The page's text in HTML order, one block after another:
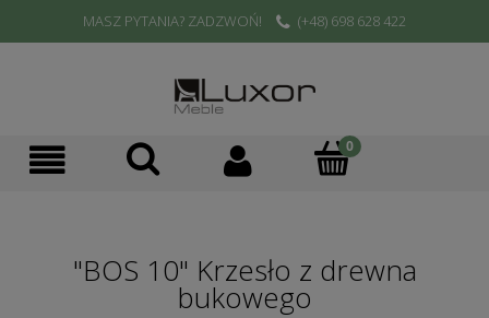
MASZ PYTANIA? ZADZWOŃ! (+48) 698 628 422
"BOS 10" Krzesło z drewna
bukowego